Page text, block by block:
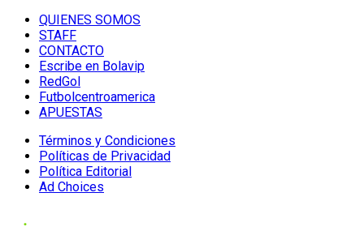
QUIENES SOMOS
STAFF
CONTACTO
Escribe en Bolavip
RedGol
Futbolcentroamerica
APUESTAS
Términos y Condiciones
Políticas de Privacidad
Política Editorial
Ad Choices